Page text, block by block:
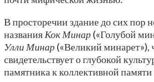
В просторечии здание до сих пор
названия Кок Минар («Голубой
Улли Минар («Великий минарет»),
свидетельствует о глубокой
памятника к коллективной памяти